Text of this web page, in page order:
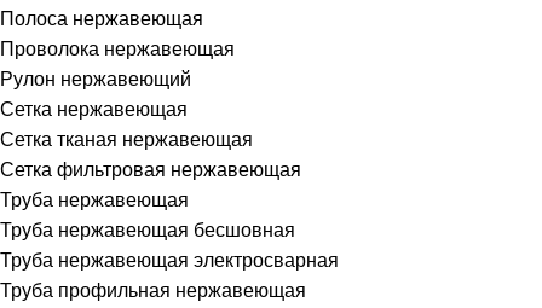
Полоса нержавеющая
Проволока нержавеющая
Рулон нержавеющий
Сетка нержавеющая
Сетка тканая нержавеющая
Сетка фильтровая нержавеющая
Труба нержавеющая
Труба нержавеющая бесшовная
Труба нержавеющая электросварная
Труба профильная нержавеющая